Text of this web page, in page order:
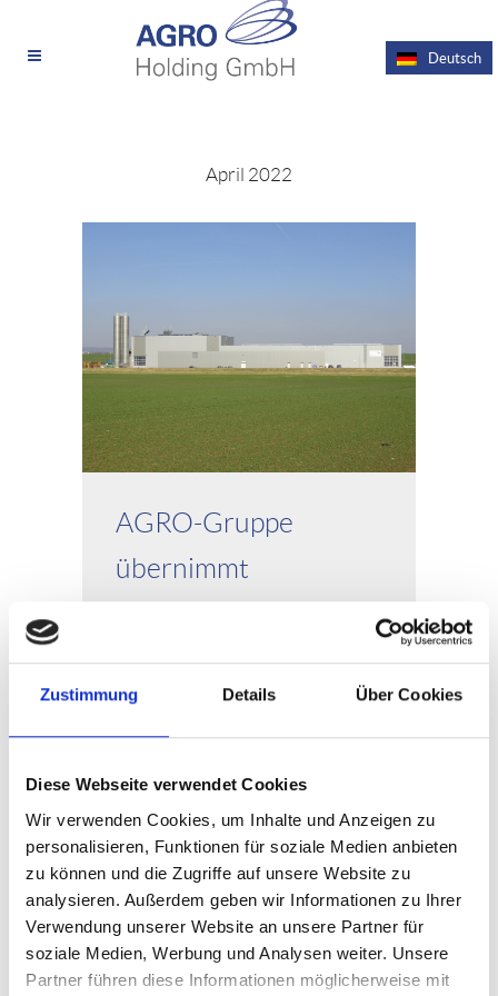
Zustimmung Details Über Cookies
Diese Webseite verwendet Cookies
Wir verwenden Cookies, um Inhalte und Anzeigen zu
personalisieren, Funktionen für soziale Medien anbieten
zu können und die Zugriffe auf unsere Website zu
analysieren. Außerdem geben wir Informationen zu Ihrer
Verwendung unserer Website an unsere Partner für
soziale Medien, Werbung und Analysen weiter. Unsere
Partner führen diese Informationen möglicherweise mit
Deutsch
April 2022
AGRO-Gruppe
übernimmt
für Vlies in
Halberstadt
2022 – Die RKW Hydrospun GmbH
in Halberstadt wechselt ihren
Besitzer. Der Standort in Sachsen-
Anhalt und seine rund 30
Mitarbeitenden werden...
WEITERLESEN